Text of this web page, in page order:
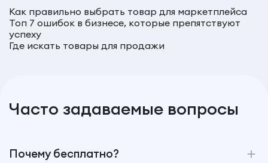
Как правильно выбрать товар для маркетплейса
Топ 7 ошибок в бизнесе, которые препятствуют
успеху
Где искать товары для продажи
Часто задаваемые вопросы
Почему бесплатно?